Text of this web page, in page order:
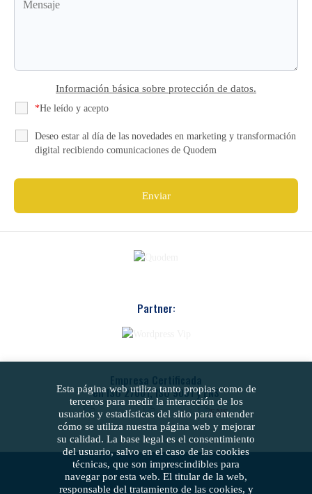
Información básica sobre protección de datos.
He leído y acepto
*
Deseo estar al día de las novedades en marketing y transformación
digital recibiendo comunicaciones de Quodem
Partner:
Empresa Certificada
en ISO 27001, ISO 9001 y ENS
Esta página web utiliza tanto propias como de
terceros para medir la interacción de los
usuarios y estadísticas del sitio para entender
cómo se utiliza nuestra página web y mejorar
su calidad. La base legal es el consentimiento
del usuario, salvo en el caso de las cookies
técnicas, que son imprescindibles para
navegar por esta web. El titular de la web,
responsable del tratamiento de las cookies, y